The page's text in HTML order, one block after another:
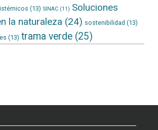
(13) SINAC(11) Soluciones
la naturaleza (24) sostenibilidad (13)
(13) trama verde(25)